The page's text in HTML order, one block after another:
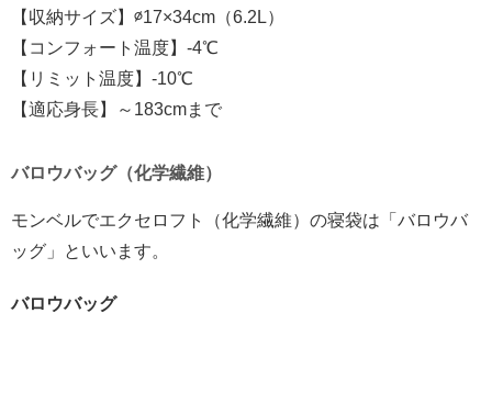
【収納サイズ】∅17×34cm（6.2L）
【コンフォート温度】-4℃
【リミット温度】-10℃
【適応身長】～183cmまで
バロウバッグ（化学繊維）
モンベルでエクセロフト（化学繊維）の寝袋は「バロウバ
ッグ」といいます。
バロウバッグ